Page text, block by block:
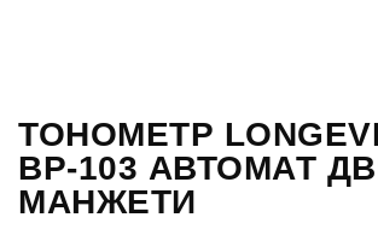
ТОНОМЕТР
ВР-103 АВТОМАТ
МАНЖЕТИ